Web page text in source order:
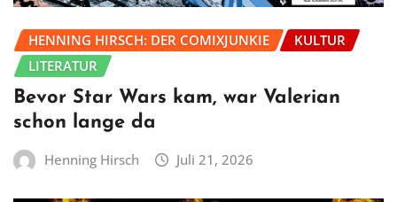
HENNING HIRSCH: DER COMIXJUNKIE
KULTUR
LITERATUR
Bevor Star Wars kam, war Valerian
schon lange da
Henning Hirsch Juli 21, 2026